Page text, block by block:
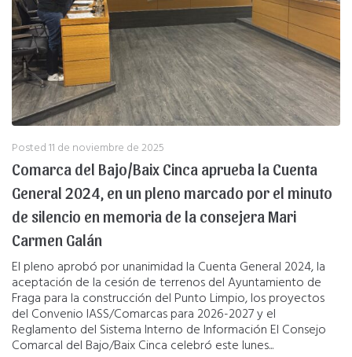
Posted11 de noviembre de 2025
Comarca del Bajo/Baix Cinca aprueba la Cuenta
General 2024, en un pleno marcado por el minuto
de silencio en memoria de la consejera Mari
Carmen Galán
El pleno aprobó por unanimidad la Cuenta General 2024, la
aceptación de la cesión de terrenos del Ayuntamiento de
Fraga para la construcción del Punto Limpio, los proyectos
del Convenio IASS/Comarcas para 2026-2027 y el
Reglamento del Sistema Interno de Información El Consejo
Comarcal del Bajo/Baix Cinca celebró este lunes...